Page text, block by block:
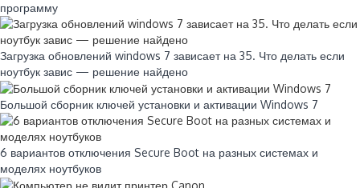
программу
Загрузка обновлений windows 7 зависает на 35. Что делать если
ноутбук завис — решение найдено
Большой сборник ключей установки и активации Windows 7
6 вариантов отключения Secure Boot на разных системах и
моделях ноутбуков